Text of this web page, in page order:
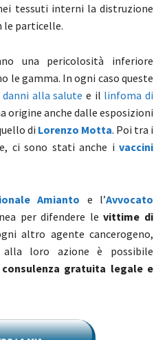
tessuti interni la distruzione
le particelle.
una pericolosità inferiore
le gamma. In ogni caso queste
danni alla salute e il linfoma di
origine anche dalle esposizioni
di Lorenzo Motta. Poi tra i
ci sono stati anche i vaccini
Amianto e l’Avvocato
per difendere levittime di
altro agente cancerogeno,
alla loro azione è possibile
consulenza gratuita legale e